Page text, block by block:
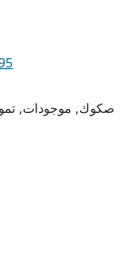
صكوك, موجودات,